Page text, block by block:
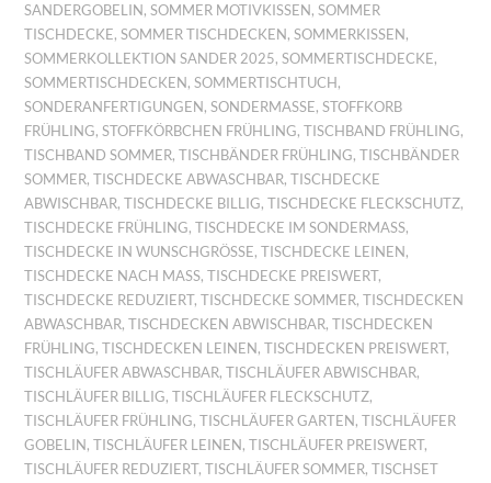
SANDERGOBELIN ,SOMMER MOTIVKISSEN ,SOMMER
TISCHDECKE,SOMMER TISCHDECKEN ,SOMMERKISSEN ,
SOMMERKOLLEKTION SANDER 2025,SOMMERTISCHDECKE,
SOMMERTISCHDECKEN ,SOMMERTISCHTUCH ,
SONDERANFERTIGUNGEN ,SONDERMASSE ,STOFFKORB
FRÜHLING,STOFFKÖRBCHEN FRÜHLING,TISCHBAND FRÜHLING,
TISCHBAND SOMMER,TISCHBÄNDER FRÜHLING,TISCHBÄNDER
SOMMER,TISCHDECKE ABWASCHBAR,TISCHDECKE
ABWISCHBAR,TISCHDECKE BILLIG,TISCHDECKE FLECKSCHUTZ,
TISCHDECKE FRÜHLING,TISCHDECKE IM SONDERMASS ,
TISCHDECKE IN WUNSCHGRÖSSE ,TISCHDECKE LEINEN ,
TISCHDECKE NACH MASS ,TISCHDECKE PREISWERT,
TISCHDECKE REDUZIERT,TISCHDECKE SOMMER,TISCHDECKEN
ABWASCHBAR,TISCHDECKEN ABWISCHBAR,TISCHDECKEN
FRÜHLING,TISCHDECKEN LEINEN ,TISCHDECKEN PREISWERT,
TISCHLÄUFER ABWASCHBAR,TISCHLÄUFER ABWISCHBAR,
TISCHLÄUFER BILLIG,TISCHLÄUFER FLECKSCHUTZ,
TISCHLÄUFER FRÜHLING,TISCHLÄUFER GARTEN ,TISCHLÄUFER
GOBELIN ,TISCHLÄUFER LEINEN ,TISCHLÄUFER PREISWERT,
TISCHLÄUFER REDUZIERT,TISCHLÄUFER SOMMER,TISCHSET